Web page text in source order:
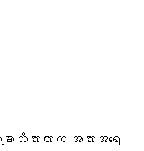
ာသိထားတာက အသားအရေ